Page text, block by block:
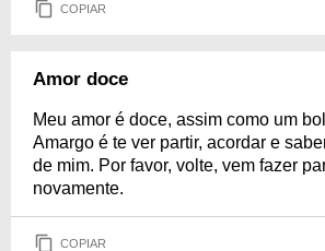
COPIAR
Amor doce
Meu amor é doce, assim como um
Amargo é te ver partir, acordar e
de mim. Por favor, volte, vem fazer
novamente.
COPIAR